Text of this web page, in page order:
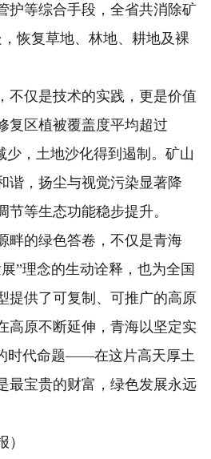
护等综合手段，全省共消除矿
恢复草地、林地、耕地及裸
仅是技术的实践，更是价值
复区植被覆盖度平均超过
少，土地沙化得到遏制。矿山
谐，扬尘与视觉污染显著降
等生态功能稳步提升。
的绿色答卷，不仅是青海
”理念的生动诠释，也为全国
提供了可复制、可推广的高原
高原不断延伸，青海以坚定实
时代命题——在这片高天厚土
最宝贵的财富，绿色发展永远